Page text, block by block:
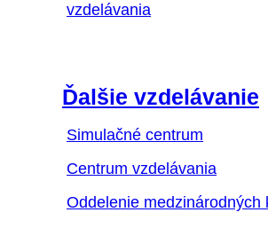
vzdelávania
Ďalšie vzdelávanie
Simulačné centrum
Centrum vzdelávania
Oddelenie medzinárodných